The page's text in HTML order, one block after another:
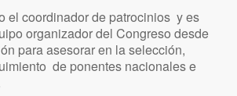
el coordinador de patrocinios y es
organizador del Congreso desde
para asesorar en la selección,
de ponentes nacionales e